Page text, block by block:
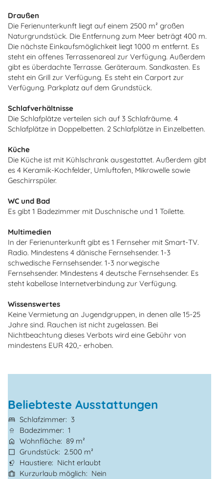
Draußen
Die Ferienunterkunft liegt auf einem 2500 m² großen
Naturgrundstück. Die Entfernung zum Meer beträgt 400 m.
Die nächste Einkaufsmöglichkeit liegt 1000 m entfernt. Es
steht ein offenes Terrassenareal zur Verfügung. Außerdem
gibt es überdachte Terrasse. Geräteraum. Sandkasten. Es
steht ein Grill zur Verfügung. Es steht ein Carport zur
Verfügung. Parkplatz auf dem Grundstück.
Schlafverhältnisse
Die Schlafplätze verteilen sich auf 3 Schlafräume. 4
Schlafplätze in Doppelbetten. 2 Schlafplätze in Einzelbetten.
Küche
Die Küche ist mit Kühlschrank ausgestattet. Außerdem gibt
es 4 Keramik-Kochfelder, Umluftofen, Mikrowelle sowie
Geschirrspüler.
WC und Bad
Es gibt 1 Badezimmer mit Duschnische und 1 Toilette.
Multimedien
In der Ferienunterkunft gibt es 1 Fernseher mit Smart-TV.
Radio. Mindestens 4 dänische Fernsehsender. 1-3
schwedische Fernsehsender. 1-3 norwegische
Fernsehsender. Mindestens 4 deutsche Fernsehsender. Es
steht kabellose Internetverbindung zur Verfügung.
Wissenswertes
Keine Vermietung an Jugendgruppen, in denen alle 15-25
Jahre sind. Rauchen ist nicht zugelassen. Bei
Nichtbeachtung dieses Verbots wird eine Gebühr von
mindestens EUR 420,- erhoben.
Beliebteste Ausstattungen
Schlafzimmer
3
Badezimmer 1
Wohnfläche 89 m²
Grundstück
2.500 m²
Haustiere
Nicht erlaubt
Kurzurlaub möglich
Nein